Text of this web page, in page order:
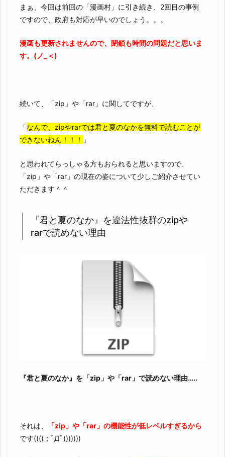
まぁ、今回は前回の「漫画村」に引き続き、2回目の事例
ですので、政府も対応が早いのでしょう。。。
漫画も更新されませんので、閉鎖も時間の問題だと思いま
す。(ノ_＜)
続いて、「zip」や「rar」に関してですが、
「なんで、zipやrarでは君と夏のなかを無料で読むことが
できないねん！！！
」
と思われてらっしゃる方もおられると思いますので、
「zip」や「rar」の現在の姿について少しご紹介させてい
ただきます＾＾
『君と夏のなか』を違法性抜群のzipや
rarで読めない理由
『君と夏のなか』を「zip」や「rar」で読めない理由…..
それは、
「zip」や「rar」の機能性が低レベルすぎるから
です((((；ﾟДﾟ)))))))